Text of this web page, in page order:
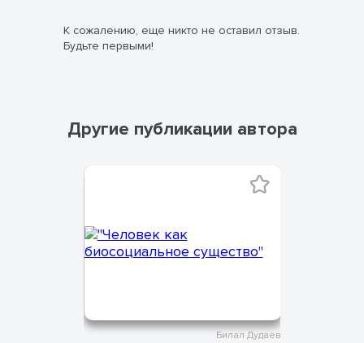
К сожалению, еще никто не оставил отзыв.
Будьте первыми!
Другие публикации автора
Билал Дудаев